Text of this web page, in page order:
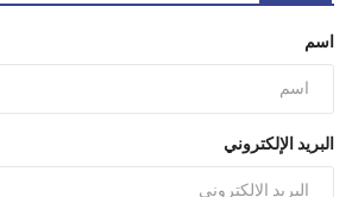
اسم
البريد الإلكتروني